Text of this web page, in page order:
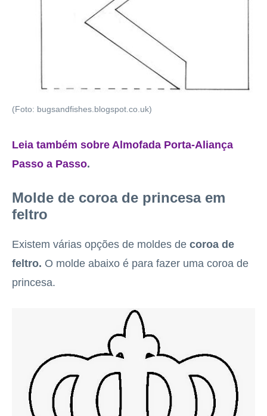
(Foto: bugsandfishes.blogspot.co.uk)
Leia também sobre Almofada Porta-Aliança
Passo a Passo.
Molde de coroa de princesa em
feltro
Existem várias opções de moldes de coroa de
feltro. O molde abaixo é para fazer uma coroa de
princesa.